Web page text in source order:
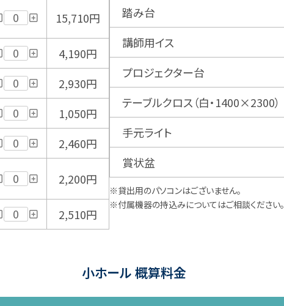
15,710円
4,190円
2,930円
1,050円
2,460円
2,200円
2,510円
踏み台
講師用イス
プロジェクター台
テーブルクロス（白・1400×2300）
手元ライト
賞状盆
※貸出用のパソコンはございません。
※付属機器の持込みについてはご相談ください。
小ホール 概算料金